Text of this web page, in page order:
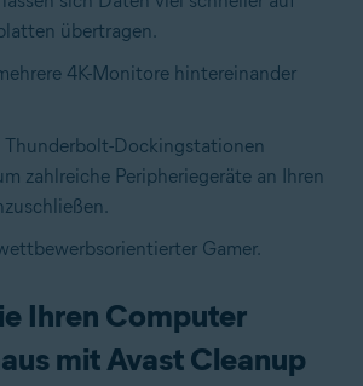
übertragen.
4K-Monitore hintereinander
Thunderbolt-Dockingstationen
zahlreiche Peripheriegeräte an Ihren
Gamer.
Ihren Computer
mit Avast Cleanup